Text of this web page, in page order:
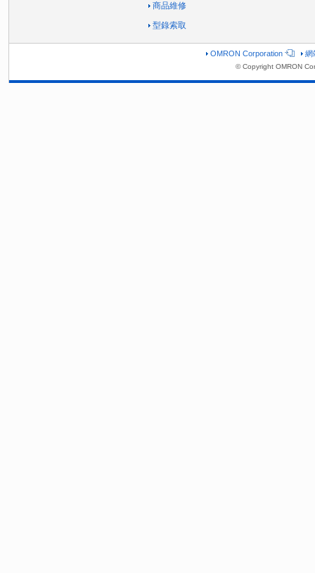
商品維修
型錄索取
OMRON Corporation 網
© Copyright OMRON